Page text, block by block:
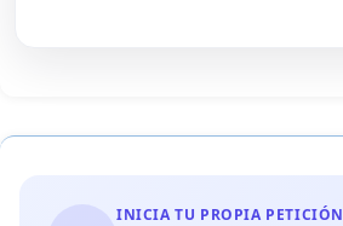
INICIA TU PROPIA PETICIÓN